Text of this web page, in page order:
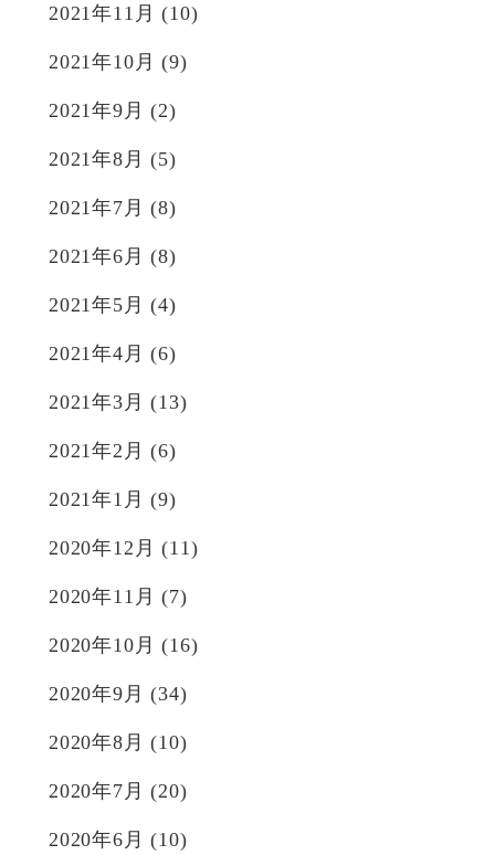
2021年11月 (10)
2021年10月 (9)
2021年9月 (2)
2021年8月 (5)
2021年7月 (8)
2021年6月 (8)
2021年5月 (4)
2021年4月 (6)
2021年3月 (13)
2021年2月 (6)
2021年1月 (9)
2020年12月 (11)
2020年11月 (7)
2020年10月 (16)
2020年9月 (34)
2020年8月 (10)
2020年7月 (20)
2020年6月 (10)